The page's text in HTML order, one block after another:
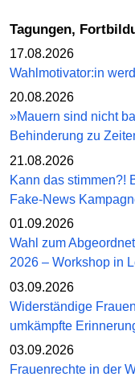
Tagungen,
17.08.2026
Wahlmotivator:in
20.08.2026
»Mauern sind nicht
Behinderung zu
21.08.2026
Kann das stimmen?!
Fake-News
01.09.2026
Wahl zum
2026 – Workshop in
03.09.2026
Widerständige
umkämpfte
03.09.2026
Frauenrechte in der